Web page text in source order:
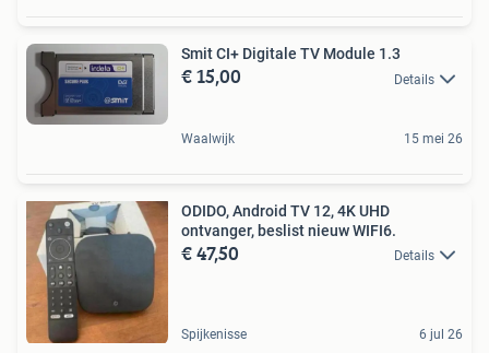
Smit CI+ Digitale TV Module 1.3
€ 15,00 Details
Waalwijk 15 mei 26
ODIDO, Android TV 12, 4K UHD
ontvanger, beslist nieuw WIFI6.
€ 47,50 Details
Spijkenisse 6 jul 26